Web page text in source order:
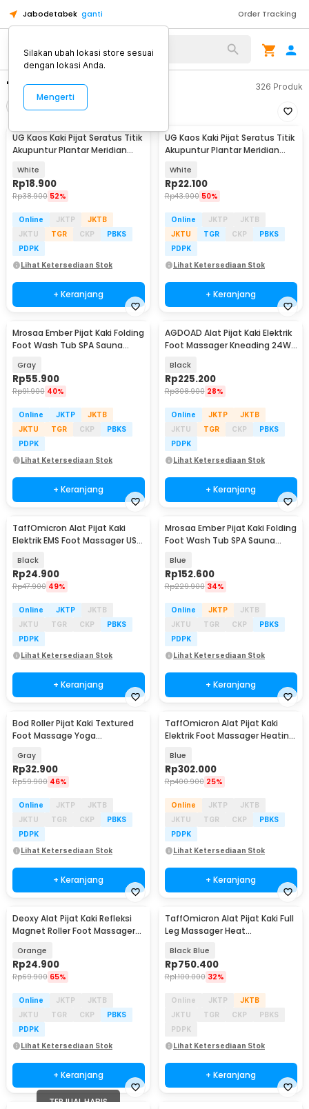
Jabodetabek ganti Order Tracking
"pijat kaki" 326 Produk
Urutkan
UG Kaos Kaki Pijat Seratus Titik
Akupuntur Plantar Meridian
White
Rp18.900
Rp38.900 52%
Online JKTP
JKTB
JKTU
TGR CKP
PBKS
PDPK
Lihat Ketersediaan Stok
+ Keranjang
UG Kaos Kaki Pijat Seratus Titik
Akupuntur Plantar Meridian
White
Rp22.100
Rp43.900 50%
Online JKTP
JKTB
JKTU
TGR CKP
PBKS
PDPK
Lihat Ketersediaan Stok
+ Keranjang
Mrosaa Ember Pijat Kaki Folding
Foot Wash Tub SPA Sauna
Gray
Rp55.900
Rp91.900 40%
Online JKTP
JKTB
JKTU
TGR CKP
PBKS
PDPK
Lihat Ketersediaan Stok
+ Keranjang
AGDOAD Alat Pijat Kaki Elektrik
Foot Massager Kneading 24W
Black
Rp225.200
Rp308.900 28%
Online JKTP
JKTB
JKTU
TGR CKP
PBKS
PDPK
Lihat Ketersediaan Stok
+ Keranjang
TaffOmicron Alat Pijat Kaki
Elektrik EMS Foot Massager USB
Black
Rp24.900
Rp47.900 49%
Online JKTP
JKTB
JKTU
TGR CKP
PBKS
PDPK
Lihat Ketersediaan Stok
+ Keranjang
Mrosaa Ember Pijat Kaki Folding
Foot Wash Tub SPA Sauna
Blue
Rp152.600
Rp229.900 34%
Online JKTP
JKTB
JKTU
TGR CKP
PBKS
PDPK
Lihat Ketersediaan Stok
+ Keranjang
Baru
Bod Roller Pijat Kaki Textured
Foot Massage Yoga
Gray
Rp32.900
Rp59.900 46%
Online JKTP
JKTB
JKTU
TGR CKP
PBKS
PDPK
Lihat Ketersediaan Stok
+ Keranjang
TaffOmicron Alat Pijat Kaki
Elektrik Foot Massager Heating
Blue
Rp302.000
Rp400.900 25%
Online JKTP
JKTB
JKTU
TGR CKP
PBKS
PDPK
Lihat Ketersediaan Stok
+ Keranjang
Deoxy Alat Pijat Kaki Refleksi
Magnet Roller Foot Massager
Orange
Rp24.900
Rp69.900 65%
Online JKTP
JKTB
JKTU
TGR CKP
PBKS
PDPK
Lihat Ketersediaan Stok
+ Keranjang
TaffOmicron Alat Pijat Kaki Full
Leg Massager Heat
Black Blue
Rp750.400
Rp1.100.000 32%
Online JKTP
JKTB
JKTU
TGR CKP
PBKS
PDPK
Lihat Ketersediaan Stok
+ Keranjang
TERJUAL HABIS
Silakan ubah lokasi store sesuai
dengan lokasi Anda.
Mengerti